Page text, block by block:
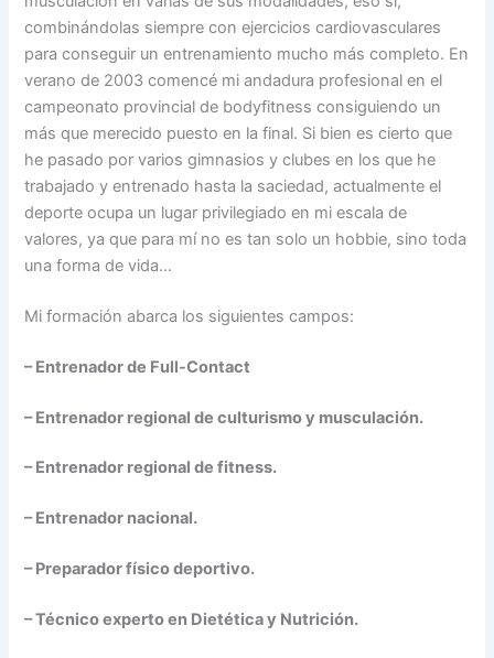
combinándolas siempre con ejercicios cardiovasculares
para conseguir un entrenamiento mucho más completo. En
verano de 2003 comencé mi andadura profesional en el
campeonato provincial de bodyfitness consiguiendo un
más que merecido puesto en la final. Si bien es cierto que
he pasado por varios gimnasios y clubes en los que he
trabajado y entrenado hasta la saciedad, actualmente el
deporte ocupa un lugar privilegiado en mi escala de
valores, ya que para mí no es tan solo un hobbie, sino toda
una forma de vida…
Mi formación abarca los siguientes campos:
– Entrenador de Full-Contact
– Entrenador regional de culturismo y musculación.
– Entrenador regional de fitness.
– Entrenador nacional.
– Preparador físico deportivo.
– Técnico experto en Dietética y Nutrición.